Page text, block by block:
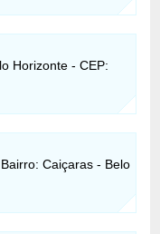
Horizonte - CEP:
Caiçaras - Belo